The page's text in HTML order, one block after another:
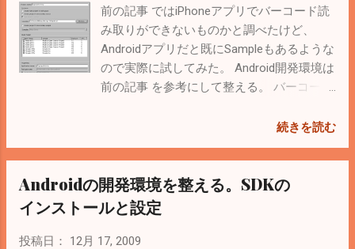
ラメータからicalファイル名を取得 $sFileName = ''; if
(isset($_GET['ical'])) { if (strlen($_GET['ical']) > 0 ) {
$sFileName = $_GET['ical']; } if (strpos($sFileName, '.ics') ===
false) { //拡張子がicsファイルのみ $sFileName .= '.ics'; } } //
パラメータから制限数を取得 $iLimit = 100; if
= $_GET['limit']; } } $sCal = getLimitCal($sFileName, $iLimit);
前の記事 ではiPhoneアプリでバーコード読
み取りができないものかと調べたけど、
Androidアプリだと既にSampleもあるような
ので実際に試してみた。 Android開発環境は
前の記事 を参考にして整える。 バーコード
からダウンロード。 今の最新バージョンは
いかも） ちなみに実機のAndroid携帯や
Androidエミュレータで上記サイトを表示し
て、apkファイルをダウンロード・インスト
ールすれば実際に動かすことができる。
Androidマーケットにある「 QRコードスキ
続きを読む
Androidの開発環境を整える。SDKの
インストールと設定
投稿日： 12月 17, 2009